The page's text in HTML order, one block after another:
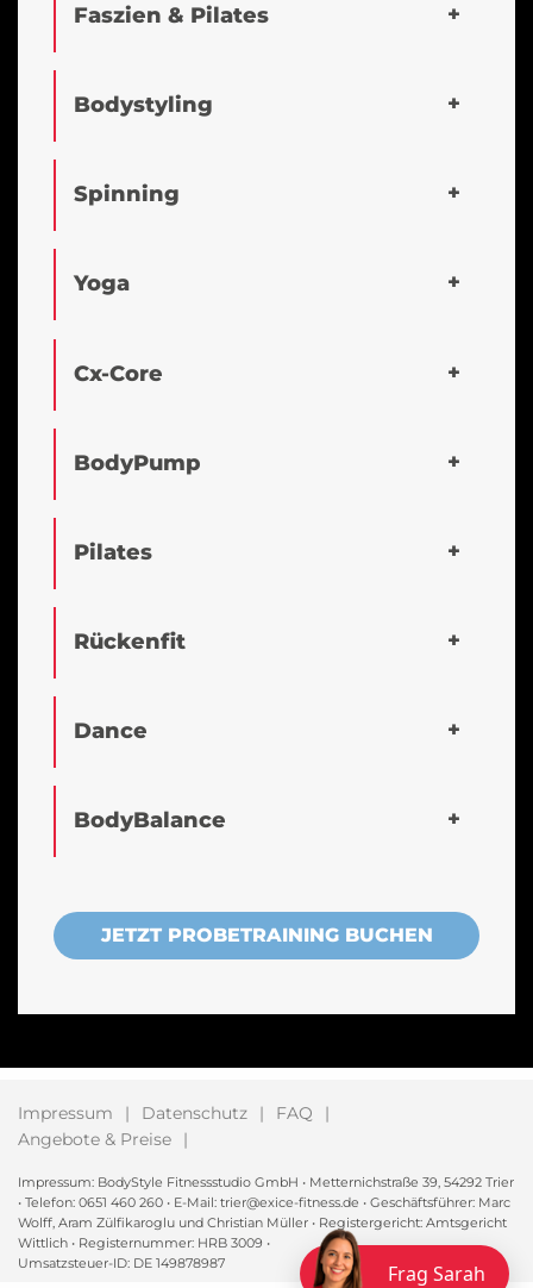
Faszien & Pilates
Bodystyling
Spinning
Yoga
Cx-Core
BodyPump
Pilates
Rückenfit
Dance
BodyBalance
JETZT PROBETRAINING BUCHEN
Impressum Datenschutz
FAQ
Angebote & Preise
Impressum: BodyStyle Fitnessstudio GmbH • Metternichstraße 39, 54292 Trier
• Telefon: 0651 460 260 • E-Mail: trier@exice-fitness.de • Geschäftsführer: Marc
Wolff, Aram Zülfikaroglu und Christian Müller • Registergericht: Amtsgericht
Wittlich • Registernummer: HRB 3009 •
Umsatzsteuer-ID: DE 149878987
Frag Sarah